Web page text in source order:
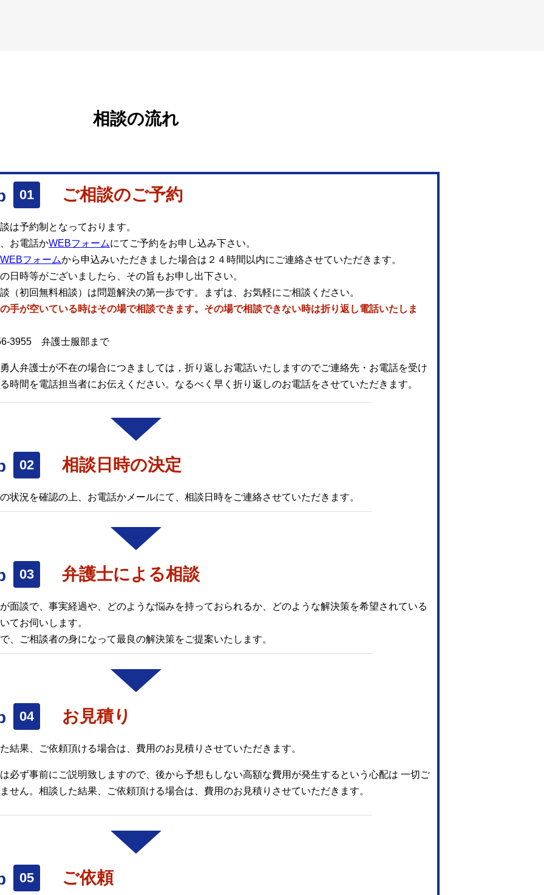
相談の流れ
ご相談のご予約
は予約制となっております。
お電話かWEBフォームにてご予約をお申し込み下さい。
WEBフォームから申込みいただきました場合は２４時間以内にご連絡させていただきます。
日時等がございましたら、その旨もお申し出下さい。
（初回無料相談）は問題解決の第一歩です。まずは、お気軽にご相談ください。
手が空いている時はその場で相談できます。その場で相談できない時は折り返し電話いたしま
3955 弁護士服部まで
人弁護士が不在の場合につきましては，折り返しお電話いたしますのでご連絡先・お電話を受け
時間を電話担当者にお伝えください。なるべく早く折り返しのお電話をさせていただきます。
相談日時の決定
状況を確認の上、お電話かメールにて、相談日時をご連絡させていただきます。
弁護士による相談
面談で、事実経過や、どのような悩みを持っておられるか、どのような解決策を希望されている
てお伺いします。
、ご相談者の身になって最良の解決策をご提案いたします。
お見積り
結果、ご依頼頂ける場合は、費用のお見積りさせていただきます。
必ず事前にご説明致しますので、後から予想もしない高額な費用が発生するという心配は 一切ご
せん。相談した結果、ご依頼頂ける場合は、費用のお見積りさせていただきます。
ご依頼